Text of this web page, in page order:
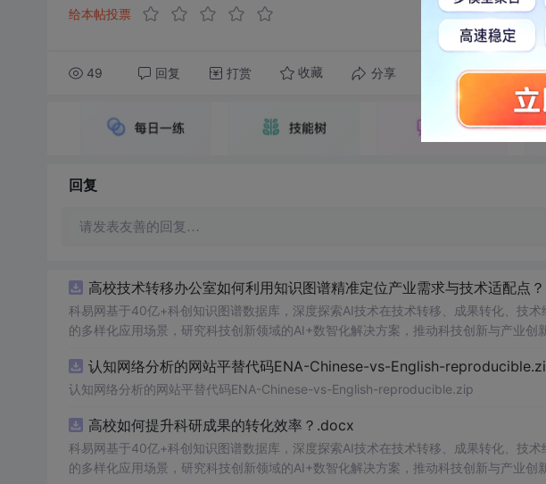
给本帖投票
49 回复 打赏 收藏 分享 转发到动态
回复
请发表友善的回复…
高校技术转移办公室如何利用知识图谱精准定位产业需求与技术适配点
科易网基于40亿+科创知识图谱数据库，深度探索AI技术在技术转移、成果转化、技
的多样化应用场景，研究科技创新领域的AI+数智化解决方案，推动科技创新与产业创
认知网络分析的网站平替代码ENA-Chinese-vs-English-
认知网络分析的网站平替代码ENA-Chinese-vs-English-reproducible.zip
高校如何提升科研成果的转化效率？.docx
科易网基于40亿+科创知识图谱数据库，深度探索AI技术在技术转移、成果转化、技
的多样化应用场景，研究科技创新领域的AI+数智化解决方案，推动科技创新与产业创